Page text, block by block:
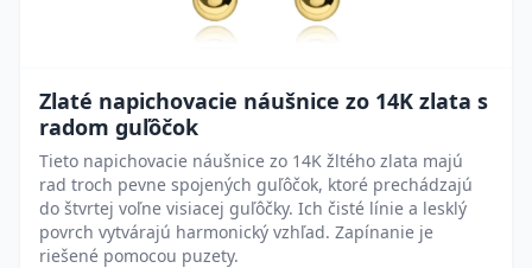
Zlaté napichovacie náušnice zo 14K zlata s
radom guľôčok
Tieto napichovacie náušnice zo 14K žltého zlata majú
rad troch pevne spojených guľôčok, ktoré prechádzajú
do štvrtej voľne visiacej guľôčky. Ich čisté línie a lesklý
povrch vytvárajú harmonický vzhľad. Zapínanie je
riešené pomocou puzety.